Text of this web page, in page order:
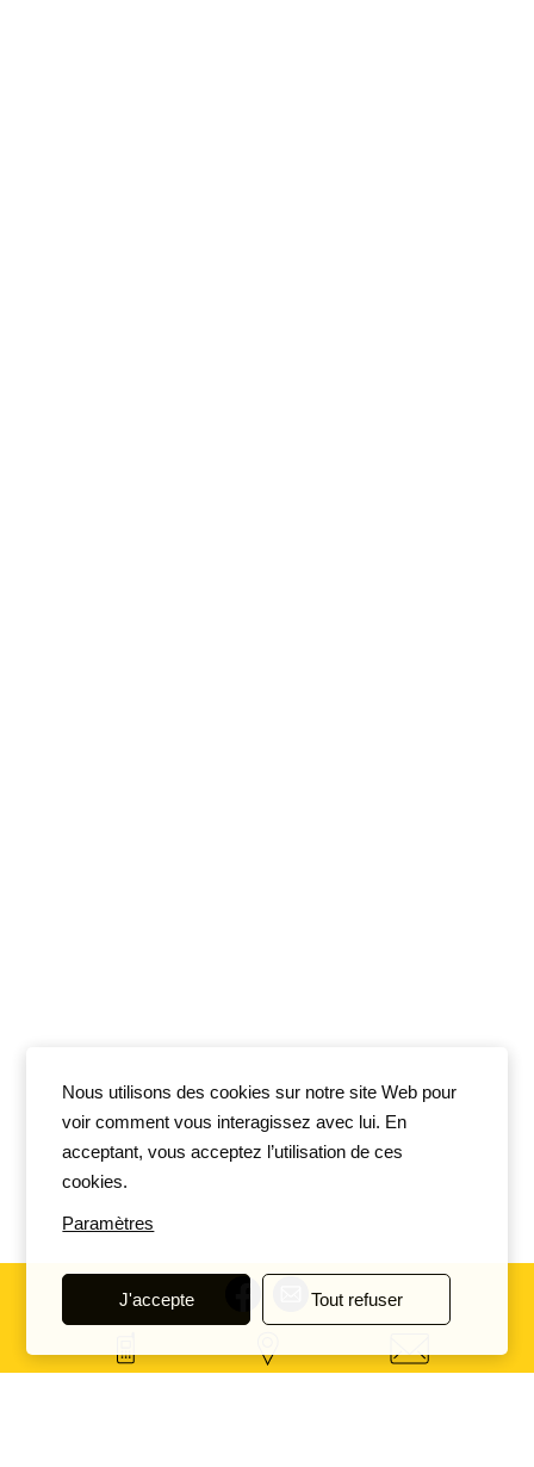
Nous utilisons des cookies sur notre site Web pour
voir comment vous interagissez avec lui. En
acceptant, vous acceptez l’utilisation de ces
cookies.
Paramètres
J'accepte Tout refuser